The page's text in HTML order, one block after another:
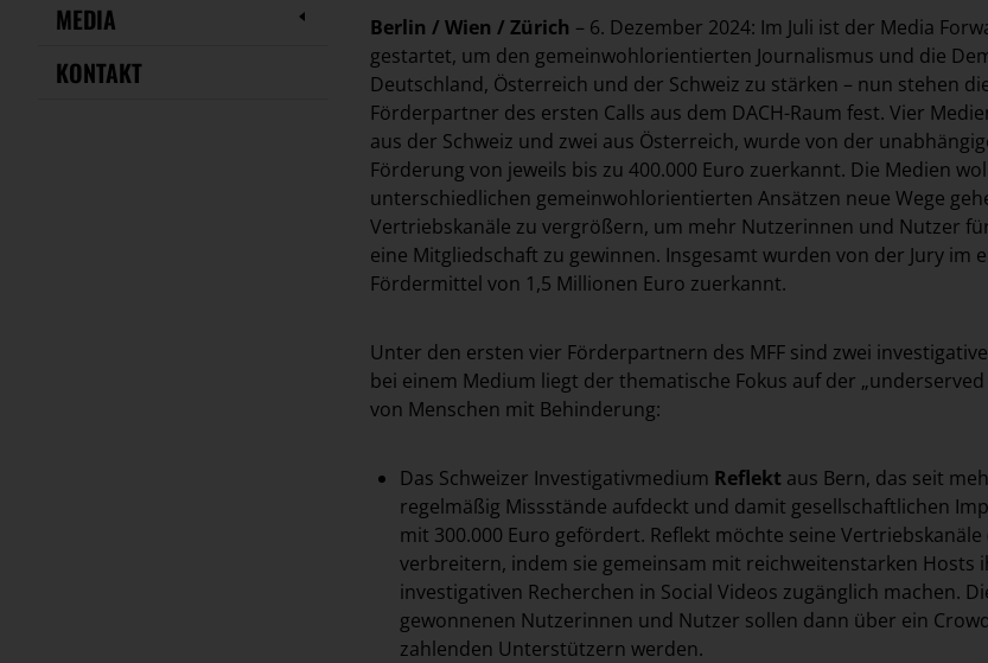
MEDIA
KONTAKT
Berlin / Wien / Zürich – 6. Dezember 2024: Im Juli ist der Media
gestartet, um den gemeinwohlorientierten Journalismus und die
Deutschland, Österreich und der Schweiz zu stärken – nun stehen
Förderpartner des ersten Calls aus dem DACH-Raum fest. Vier
aus der Schweiz und zwei aus Österreich, wurde von der
Förderung von jeweils bis zu 400.000 Euro zuerkannt. Die Medien
unterschiedlichen gemeinwohlorientierten Ansätzen neue Wege
Vertriebskanäle zu vergrößern, um mehr Nutzerinnen und Nutzer
eine Mitgliedschaft zu gewinnen. Insgesamt wurden von der Jury im
Fördermittel von 1,5 Millionen Euro zuerkannt.
Unter den ersten vier Förderpartnern des MFF sind zwei
bei einem Medium liegt der thematische Fokus auf der
von Menschen mit Behinderung:
Das Schweizer Investigativmedium Reflekt aus Bern, das seit
regelmäßig Missstände aufdeckt und damit gesellschaftlichen
mit 300.000 Euro gefördert. Reflekt möchte seine Vertriebskanäle
verbreitern, indem sie gemeinsam mit reichweitenstarken Hosts
investigativen Recherchen in Social Videos zugänglich machen.
gewonnenen Nutzerinnen und Nutzer sollen dann über ein
zahlenden Unterstützern werden.